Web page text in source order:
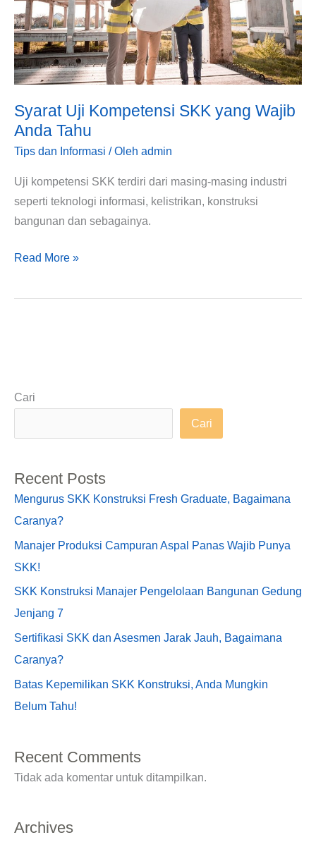
Syarat Uji Kompetensi SKK yang Wajib
Anda Tahu
Tips dan Informasi / Oleh admin
Uji kompetensi SKK terdiri dari masing-masing industri
seperti teknologi informasi, kelistrikan, konstruksi
bangunan dan sebagainya.
yang
Wajib
Anda
Tahu
Read More »
Cari
Cari
Recent Posts
Mengurus SKK Konstruksi Fresh Graduate, Bagaimana
Caranya?
Manajer Produksi Campuran Aspal Panas Wajib Punya
SKK!
SKK Konstruksi Manajer Pengelolaan Bangunan Gedung
Jenjang 7
Sertifikasi SKK dan Asesmen Jarak Jauh, Bagaimana
Caranya?
Batas Kepemilikan SKK Konstruksi, Anda Mungkin
Belum Tahu!
Recent Comments
Tidak ada komentar untuk ditampilkan.
Archives